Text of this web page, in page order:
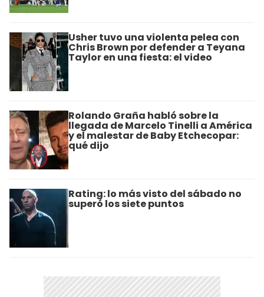
Usher tuvo una violenta pelea con
Chris Brown por defender a Teyana
Taylor en una fiesta: el video
Rolando Graña habló sobre la
llegada de Marcelo Tinelli a América
y el malestar de Baby Etchecopar:
qué dijo
Rating: lo más visto del sábado no
superó los siete puntos